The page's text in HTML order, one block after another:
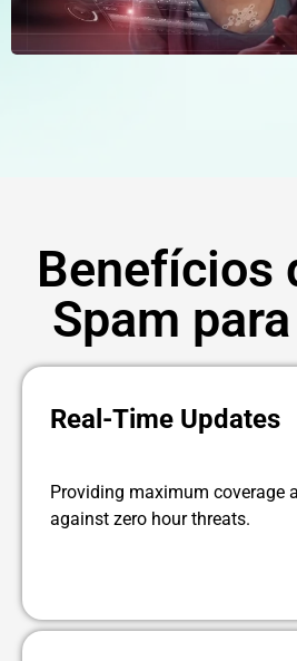
Benefícios
Spam
Real-Time Updates
Providing maximum coverage
against zero hour threats.